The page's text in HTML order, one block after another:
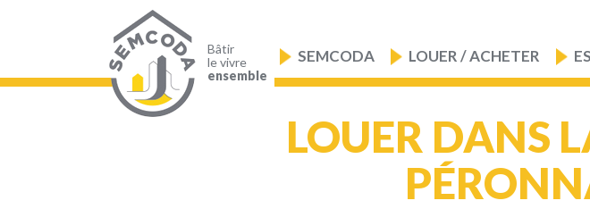
Bâtir
le vivre
ensemble
principale
SEMCODA LOUER / ACHETER
LOUER DANS